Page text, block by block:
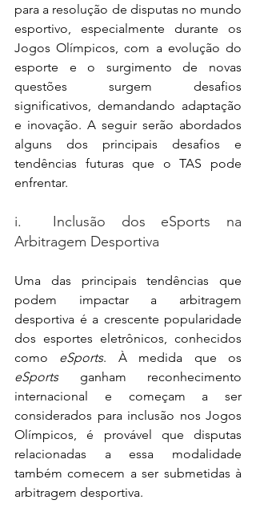
para a resolução de disputas no mundo
esportivo, especialmente durante os
Jogos Olímpicos, com a evolução do
esporte e o surgimento de novas
questões surgem desafios
significativos, demandando adaptação
e inovação. A seguir serão abordados
alguns dos principais desafios e
tendências futuras que o TAS pode
enfrentar.
i.  Inclusão dos eSports na
Arbitragem Desportiva
Uma das principais tendências que
podem impactar a arbitragem
desportiva é a crescente popularidade
dos esportes eletrônicos, conhecidos
como eSports
eSports ganham reconhecimento
internacional e começam a ser
considerados para inclusão nos Jogos
Olímpicos, é provável que disputas
relacionadas a essa modalidade
também comecem a ser submetidas à
arbitragem desportiva.